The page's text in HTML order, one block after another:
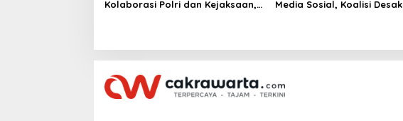
Kolaborasi Polri dan Kejaksaan,
Media Sosial, Koalisi Desak